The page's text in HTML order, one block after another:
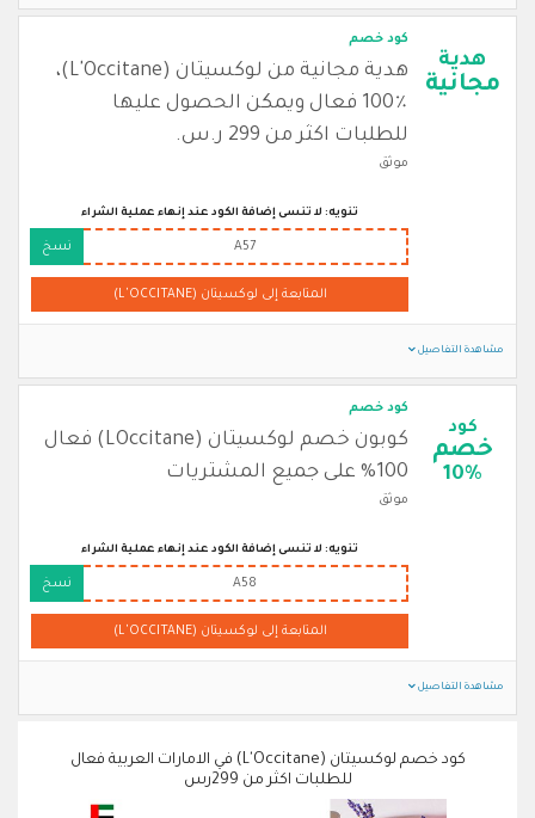
هدية
مجانية
كود خصم
هدية مجانية من لوكسيتان (L'Occitane)،
100٪ فعال ويمكن الحصول عليها
للطلبات اكثر من 299 ر.س.
موثق
تنويه: لا تنسى إضافة الكود عند إنهاء عملية الشراء
A57 نسخ
المتابعة إلى لوكسيتان (L'OCCITANE)
مشاهدة التفاصيل
كود
خصم
10%
كود خصم
كوبون خصم لوكسيتان (LOccitane) فعال
100% على جميع المشتريات
موثق
تنويه: لا تنسى إضافة الكود عند إنهاء عملية الشراء
A58 نسخ
المتابعة إلى لوكسيتان (L'OCCITANE)
مشاهدة التفاصيل
كود خصم لوكسيتان (L'Occitane) في الامارات العربية فعال
للطلبات اكثر من 299رس